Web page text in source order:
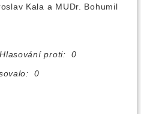
Kala a MUDr. Bohumil
proti: 0
0